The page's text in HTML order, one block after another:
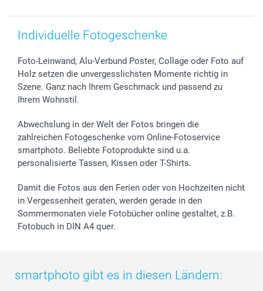
Individuelle Fotogeschenke
Foto-Leinwand, Alu-Verbund Poster, Collage oder Foto auf
Holz setzen die unvergesslichsten Momente richtig in
Szene. Ganz nach Ihrem Geschmack und passend zu
Ihrem Wohnstil.
Abwechslung in der Welt der Fotos bringen die
zahlreichen Fotogeschenke vom Online-Fotoservice
smartphoto. Beliebte Fotoprodukte sind u.a.
personalisierte Tassen, Kissen oder T-Shirts.
Damit die Fotos aus den Ferien oder von Hochzeiten nicht
in Vergessenheit geraten, werden gerade in den
Sommermonaten viele Fotobücher online gestaltet, z.B.
Fotobuch in DIN A4 quer.
smartphoto gibt es in diesen Ländern: